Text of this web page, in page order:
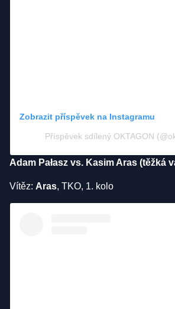
Zobrazit příspěvek na Instagramu
Příspěvek sdílený OKTAGON
Adam Pałasz vs. Kasim Aras (těžká
Vítěz: Aras, TKO, 1. kolo